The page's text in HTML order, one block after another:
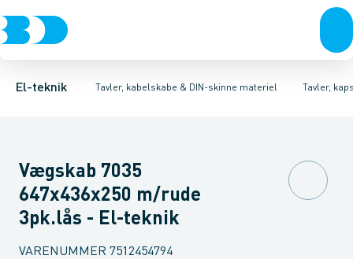
El-teknik Tavler, kabelskabe & DIN-skinne materiel
Afbrydere, stikkontakter & lampeudtagForgreningsmateriel
Tavler,
Tavler, kapsling og rackskabe Fordelings-/byggepladstavler
Ventilationsplade (indkapsling/skab)Dækplade / mærkeplade
Vægskab 7035
647x436x250 m/rude
3pk.lås - El-teknik
VARENUMMER 7512454794